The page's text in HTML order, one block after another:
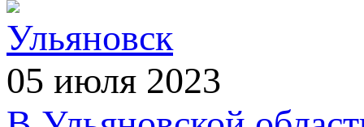
Ульяновск
05 июля 2023